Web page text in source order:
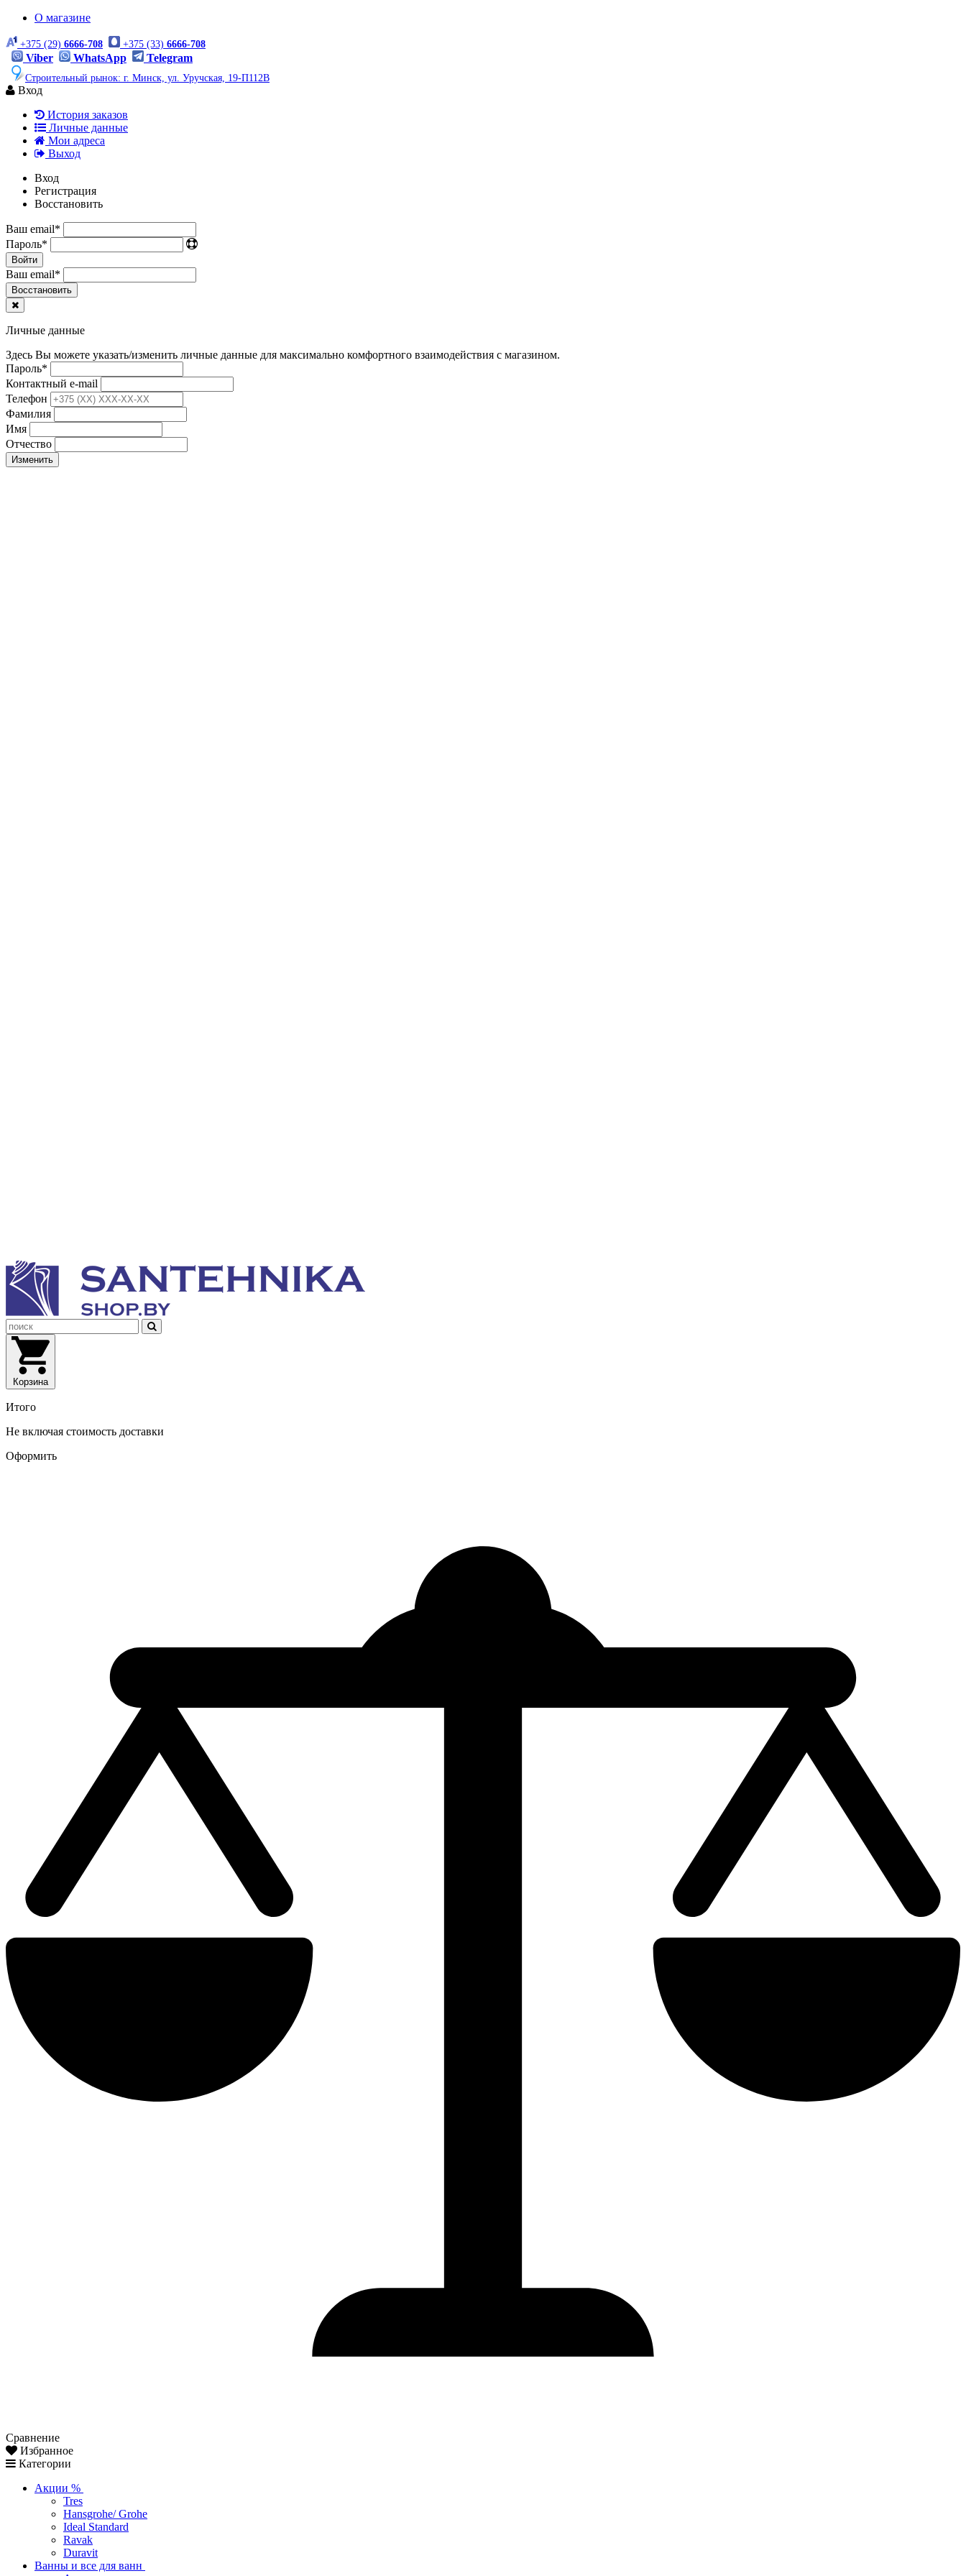
О магазине
+375 (29) 6666-708 +375 (33) 6666-708
Viber WhatsApp Telegram
Строительный рынок: г. Минск, ул. Уручская, 19-П112В
Вход
История заказов
Личные данные
Мои адреса
Выход
Вход
Регистрация
Восстановить
Ваш email*
Пароль*
Войти
Ваш email*
Воcстановить
Личные данные
Здесь Вы можете указать/изменить личные данные для максимально комфортного взаимодействия с магазином.
Пароль*
Контактный e-mail
Телефон
Фамилия
Имя
Отчество
Изменить
Корзина
Итого
Не включая стоимость доставки
Оформить
Сравнение
Избранное
Категории
Акции %
Tres
Hansgrohe/ Grohe
Ideal Standard
Ravak
Duravit
Ванны и все для ванн